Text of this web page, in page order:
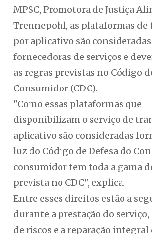
MPSC, Promotora de Justiça
Trennepohl, as plataformas de
por aplicativo são consideradas
fornecedoras de serviços e
as regras previstas no Código
Consumidor (CDC).
"Como essas plataformas que
disponibilizam o serviço de
aplicativo são consideradas
luz do Código de Defesa do
consumidor tem toda a gama
prevista no CDC", explica.
Entre esses direitos estão a
durante a prestação do serviço,
de riscos e a reparação integral